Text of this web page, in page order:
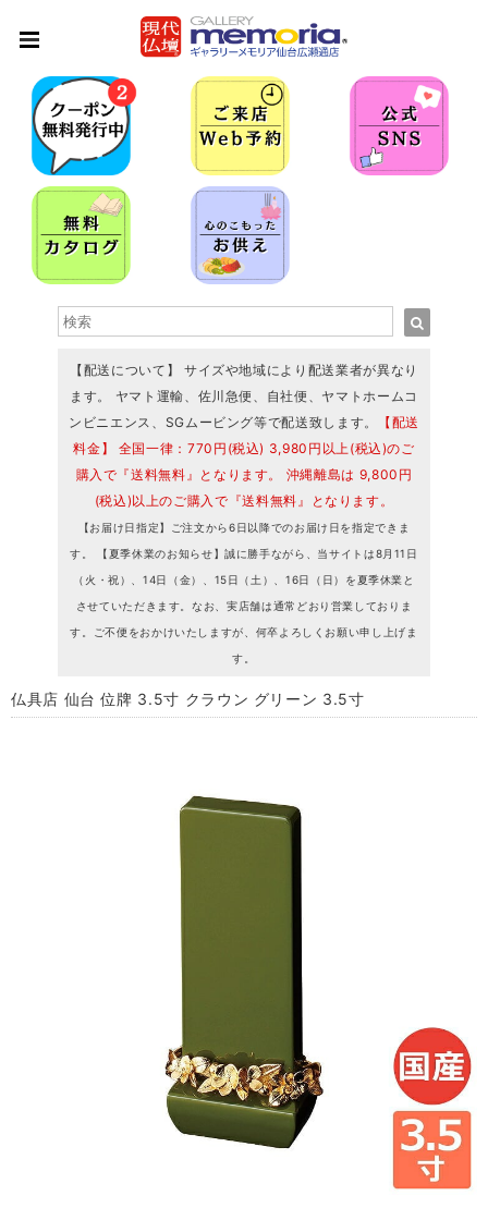
【配送について】 サイズや地域により配送業者が異なり
ます。 ヤマト運輸、佐川急便、自社便、ヤマトホームコ
ンビニエンス、SGムービング等で配送致します。
【配送
料金】 全国一律：770円(税込) 3,980円以上(税込)のご
購入で『送料無料』となります。 沖縄離島は 9,800円
(税込)以上のご購入で『送料無料』となります。
【お届け日指定】ご注文から6日以降でのお届け日を指定できま
す。 【夏季休業のお知らせ】誠に勝手ながら、当サイトは8月11日
（火・祝）、14日（金）、15日（土）、16日（日）を夏季休業と
させていただきます。なお、実店舗は通常どおり営業しておりま
す。ご不便をおかけいたしますが、何卒よろしくお願い申し上げま
す。
仏具店 仙台 位牌 3.5寸 クラウン グリーン 3.5寸